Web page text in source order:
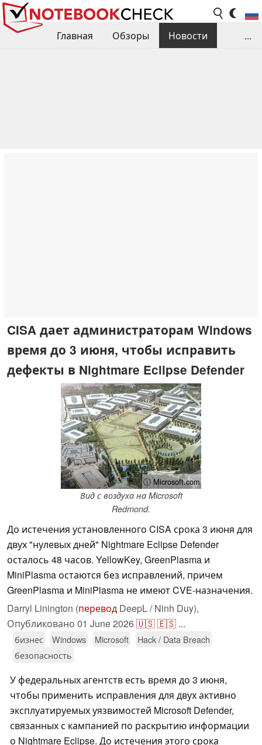
Главная Обзоры
Новости
...
CISA дает администраторам Windows
время до 3 июня, чтобы исправить
дефекты в Nightmare Eclipse Defender
ⓘ Microsoft.com
Вид с воздуха на Microsoft
Redmond.
До истечения установленного CISA срока 3 июня для
двух "нулевых дней" Nightmare Eclipse Defender
осталось 48 часов. YellowKey, GreenPlasma и
MiniPlasma остаются без исправлений, причем
GreenPlasma и MiniPlasma не имеют CVE-назначения.
Darryl Linington (перевод DeepL / Ninh Duy),
Опубликовано 01 June 2026🇺🇸🇪🇸 ...
бизнес Windows Microsoft
Hack / Data Breach
безопасность
У федеральных агентств есть время до 3 июня,
чтобы применить исправления для двух активно
эксплуатируемых уязвимостей Microsoft Defender,
связанных с кампанией по раскрытию информации
о Nightmare Eclipse. До истечения этого срока